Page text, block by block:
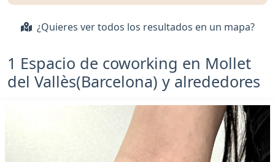
¿Quieres ver todos los resultados en un mapa?
1 Espacio de coworking en Mollet
del Vallès(Barcelona) y alrededores